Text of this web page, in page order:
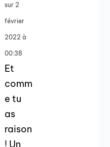
sur 2
février
2022 à
00:38
Et
comm
e tu
as
raison
! Un